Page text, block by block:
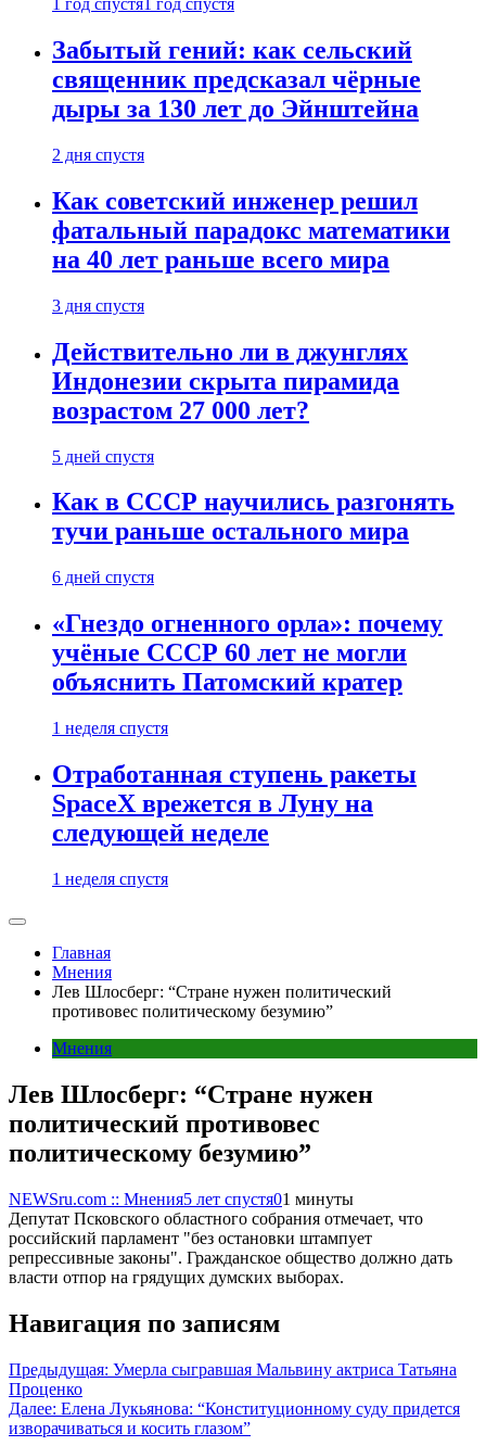
1 год спустя 1 год спустя
Забытый гений: как сельский
священник предсказал чёрные
дыры за 130 лет до Эйнштейна
2 дня спустя
Как советский инженер решил
фатальный парадокс математики
на 40 лет раньше всего мира
3 дня спустя
Действительно ли в джунглях
Индонезии скрыта пирамида
возрастом 27 000 лет?
5 дней спустя
Как в СССР научились разгонять
тучи раньше остального мира
6 дней спустя
«Гнездо огненного орла»: почему
учёные СССР 60 лет не могли
объяснить Патомский кратер
1 неделя спустя
Отработанная ступень ракеты
SpaceX врежется в Луну на
следующей неделе
1 неделя спустя
Главная
Мнения
Лев Шлосберг: “Стране нужен политический
противовес политическому безумию”
Мнения
Лев Шлосберг: “Стране нужен
политический противовес
политическому безумию”
NEWSru.com :: Мнения5 лет спустя01 минуты
Депутат Псковского областного собрания отмечает, что
российский парламент "без остановки штампует
репрессивные законы". Гражданское общество должно дать
власти отпор на грядущих думских выборах.
Навигация по записям
Предыдущая: Умерла сыгравшая Мальвину актриса Татьяна
Проценко
Далее: Елена Лукьянова: “Конституционному суду придется
изворачиваться и косить глазом”